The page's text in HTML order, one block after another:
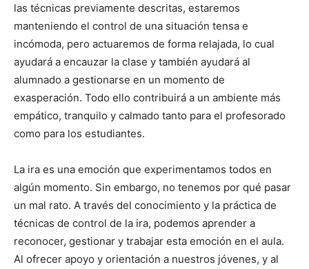
las técnicas previamente descritas, estaremos
manteniendo el control de una situación tensa e
incómoda, pero actuaremos de forma relajada, lo cual
ayudará a encauzar la clase y también ayudará al
alumnado a gestionarse en un momento de
exasperación. Todo ello contribuirá a un ambiente más
empático, tranquilo y calmado tanto para el profesorado
como para los estudiantes.
La ira es una emoción que experimentamos todos en
algún momento. Sin embargo, no tenemos por qué pasar
un mal rato. A través del conocimiento y la práctica de
técnicas de control de la ira, podemos aprender a
reconocer, gestionar y trabajar esta emoción en el aula.
Al ofrecer apoyo y orientación a nuestros jóvenes, y al